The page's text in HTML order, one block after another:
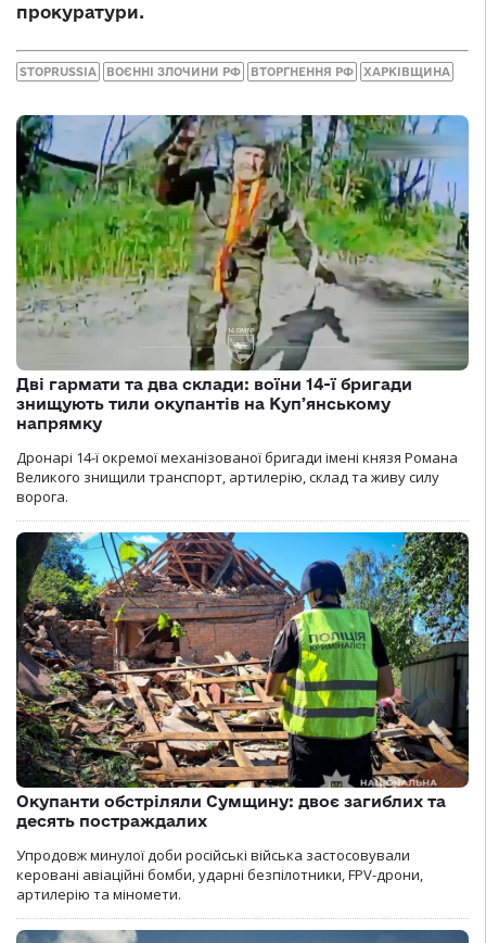
прокуратури.
STOPRUSSIA ВОЄННІ ЗЛОЧИНИ РФ ВТОРГНЕННЯ РФ ХАРКІВЩИНА
Дві гармати та два склади: воїни 14-ї бригади
знищують тили окупантів на Купʼянському
напрямку
Дронарі 14-ї окремої механізованої бригади імені князя Романа
Великого знищили транспорт, артилерію, склад та живу силу
ворога.
Окупанти обстріляли Сумщину: двоє загиблих та
десять постраждалих
Упродовж минулої доби російські війська застосовували
керовані авіаційні бомби, ударні безпілотники, FPV-дрони,
артилерію та міномети.